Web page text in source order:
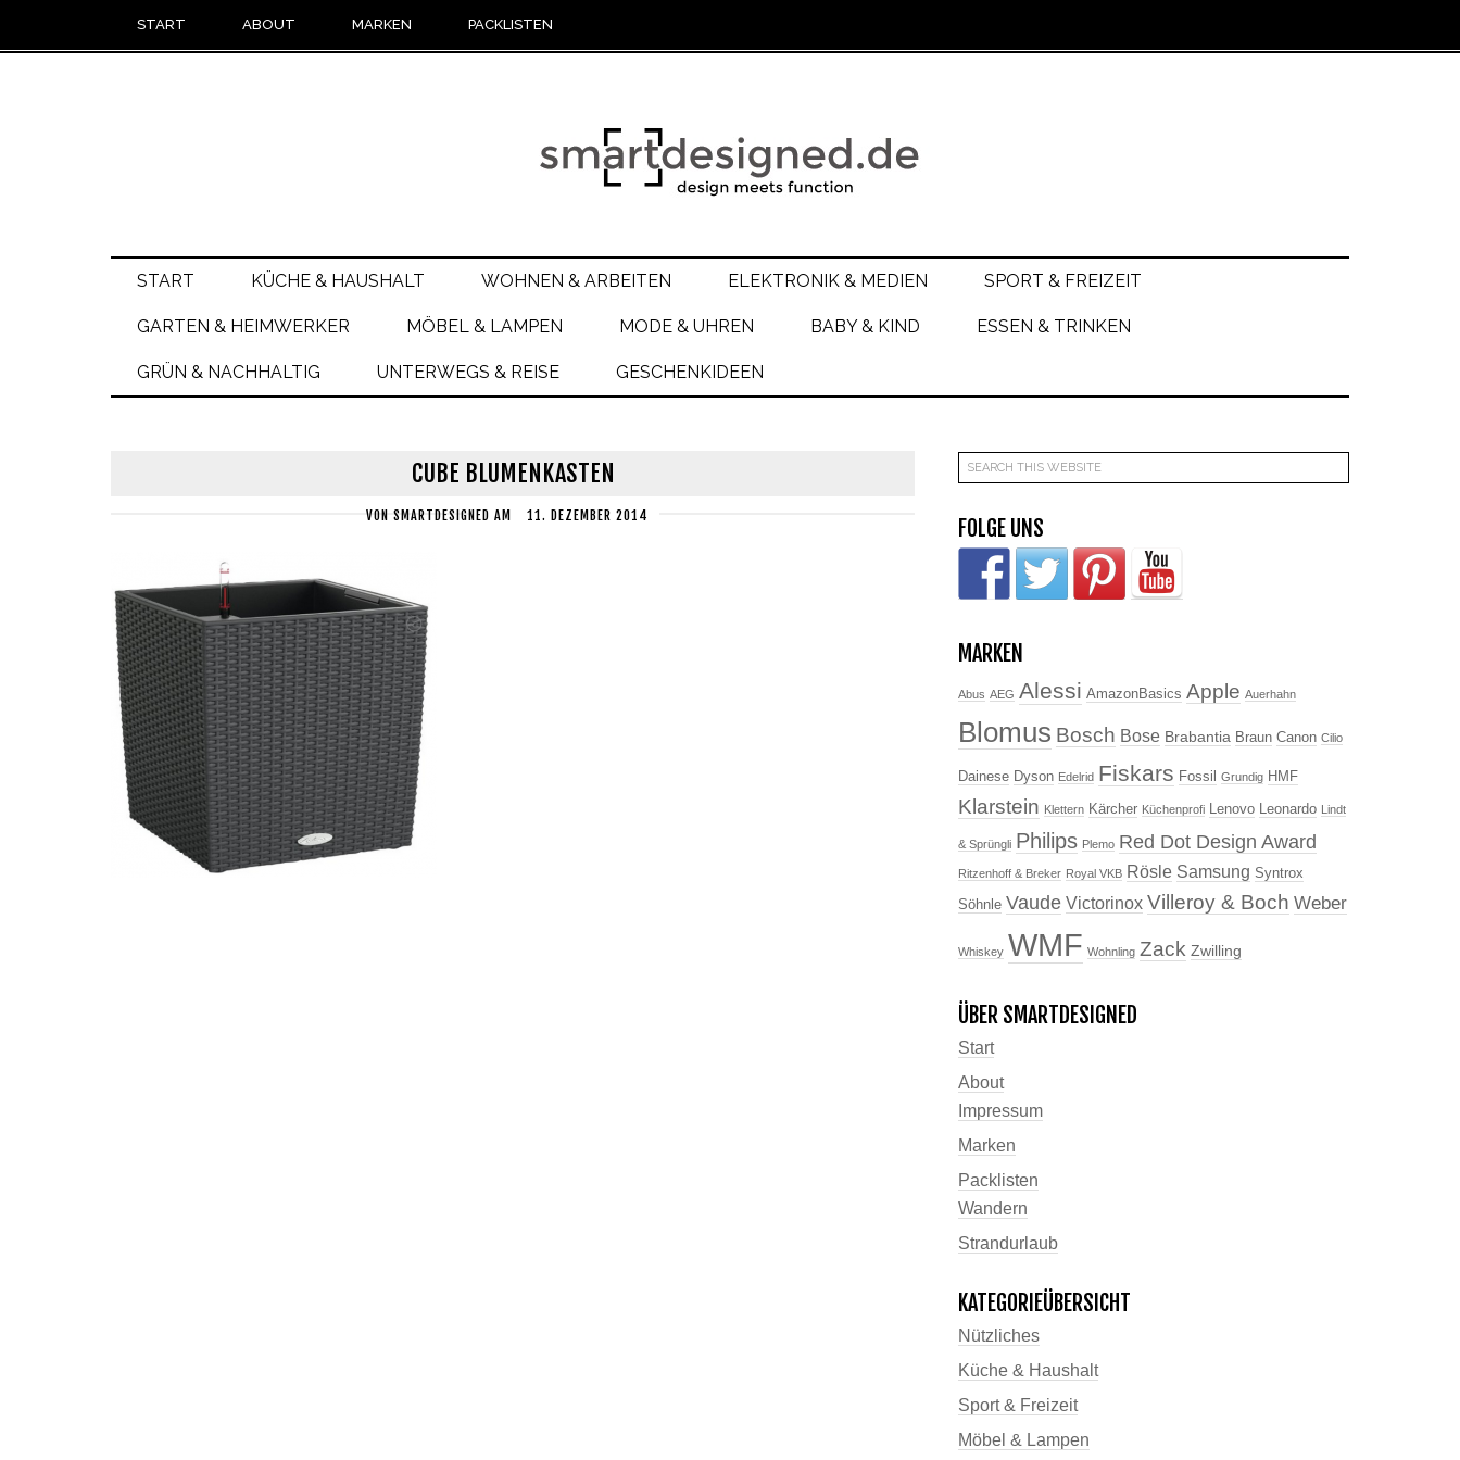
START ABOUT MARKEN PACKLISTEN
START KÜCHE & HAUSHALT WOHNEN & ARBEITEN ELEKTRONIK & MEDIEN SPORT & FREIZEIT
GARTEN & HEIMWERKER MÖBEL & LAMPEN MODE & UHREN BABY & KIND ESSEN & TRINKEN
GRÜN & NACHHALTIG UNTERWEGS & REISE GESCHENKIDEEN
CUBE BLUMENKASTEN
VON SMARTDESIGNED AM 11. DEZEMBER 2014 FOLGE UNS
MARKEN
Abus AEG Alessi AmazonBasics Apple Auerhahn
Blomus Bosch Bose Brabantia Braun Canon Cilio
Dainese Dyson Edelrid Fiskars Fossil Grundig HMF
Klarstein Klettern Kärcher Küchenprofi Lenovo Leonardo Lindt
& Sprüngli Philips Plemo Red Dot Design Award
Ritzenhoff & Breker Royal VKB Rösle Samsung Syntrox
Söhnle Vaude Victorinox Villeroy & Boch Weber
Whiskey WMF Wohnling Zack Zwilling
ÜBER SMARTDESIGNED
Start
About
Impressum
Marken
Packlisten
Wandern
Strandurlaub
KATEGORIEÜBERSICHT
Nützliches
Küche & Haushalt
Sport & Freizeit
Möbel & Lampen